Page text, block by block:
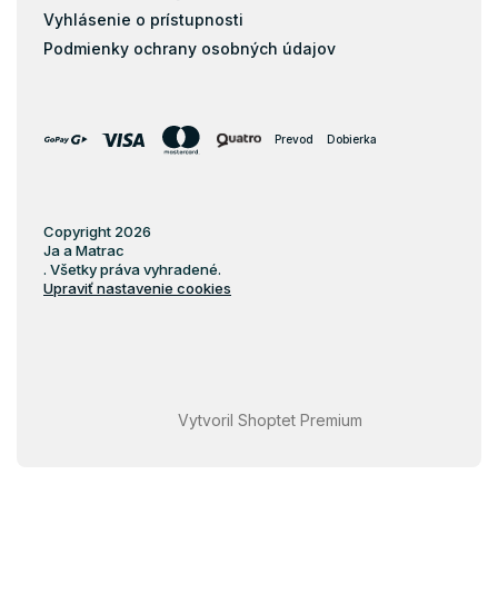
Vyhlásenie o prístupnosti
Podmienky ochrany osobných údajov
Prevod Dobierka
Vytvoril Shoptet Premium
Copyright 2026
Ja a Matrac
. Všetky práva vyhradené.
Upraviť nastavenie cookies